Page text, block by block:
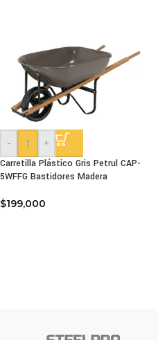
-
+
Carretilla Plástico Gris Petrul CAP-
5WFFG Bastidores Madera
$199,000